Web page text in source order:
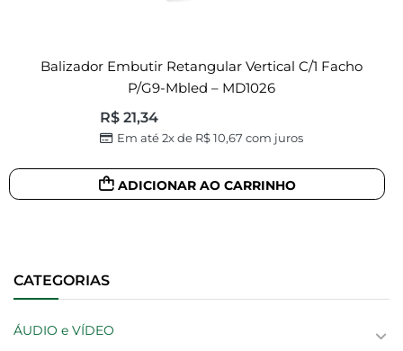
CATEGORIAS
ÁUDIO e VÍDEO
Balizador Embutir Retangular Vertical C/1 Facho
P/G9-Mbled – MD1026
R$ 21,34
Em até 2x de R$10,67 com juros
ADICIONAR AO CARRINHO